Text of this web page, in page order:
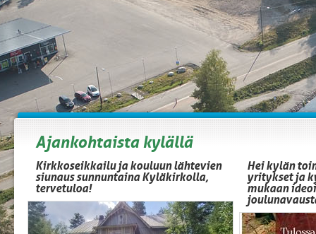
Ajankohtaista kylällä
Kirkkoseikkailu ja kouluun lähtevien
siunaus sunnuntaina Kyläkirkolla,
tervetuloa!
Hei kylän
yritykset ja
mukaan